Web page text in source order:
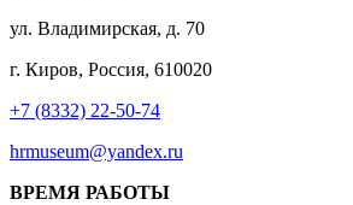
ул. Владимирская, д. 70
г. Киров, Россия, 610020
+7 (8332) 22-50-74
hrmuseum@yandex.ru
ВРЕМЯ РАБОТЫ